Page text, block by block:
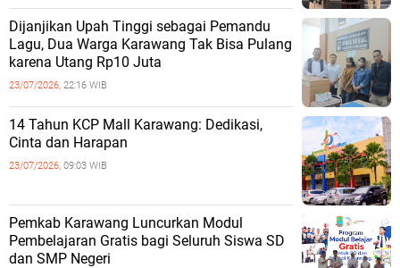
Dijanjikan Upah Tinggi sebagai Pemandu
Lagu, Dua Warga Karawang Tak Bisa Pulang
karena Utang Rp10 Juta
23/07/2026, 22:16 WIB
14 Tahun KCP Mall Karawang: Dedikasi,
Cinta dan Harapan
23/07/2026, 09:03 WIB
Pemkab Karawang Luncurkan Modul
Pembelajaran Gratis bagi Seluruh Siswa SD
dan SMP Negeri